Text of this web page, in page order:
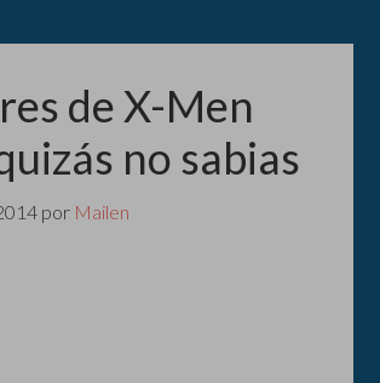
de X-Men
no sabias
por Mailen